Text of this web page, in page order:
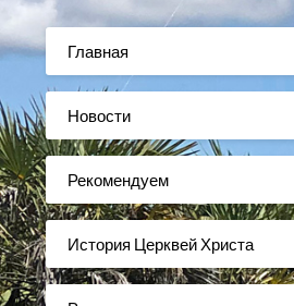
Главная
Новости
Рекомендуем
История Церквей Христа